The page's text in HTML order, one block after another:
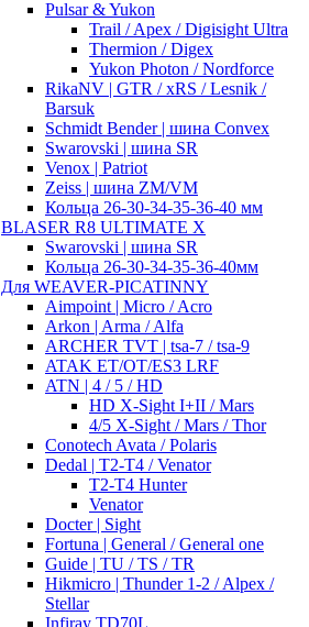
Pulsar & Yukon
Trail / Apex / Digisight Ultra
Thermion / Digex
Yukon Photon / Nordforce
RikaNV | GTR / xRS / Lesnik /
Barsuk
Schmidt Bender | шина Convex
Swarovski | шина SR
Venox | Patriot
Zeiss | шина ZM/VM
Кольца 26-30-34-35-36-40 мм
BLASER R8 ULTIMATE X
Swarovski | шина SR
Кольца 26-30-34-35-36-40мм
Для WEAVER-PICATINNY
Aimpoint | Micro / Acro
Arkon | Arma / Alfa
ARCHER TVT | tsa-7 / tsa-9
ATAK ET/OT/ES3 LRF
ATN | 4 / 5 / HD
HD X-Sight I+II / Mars
4/5 X-Sight / Mars / Thor
Conotech Avata / Polaris
Dedal | T2-T4 / Venator
T2-T4 Hunter
Venator
Docter | Sight
Fortuna | General / General one
Guide | TU / TS / TR
Hikmicro | Thunder 1-2 / Alpex /
Stellar
Infiray TD70L